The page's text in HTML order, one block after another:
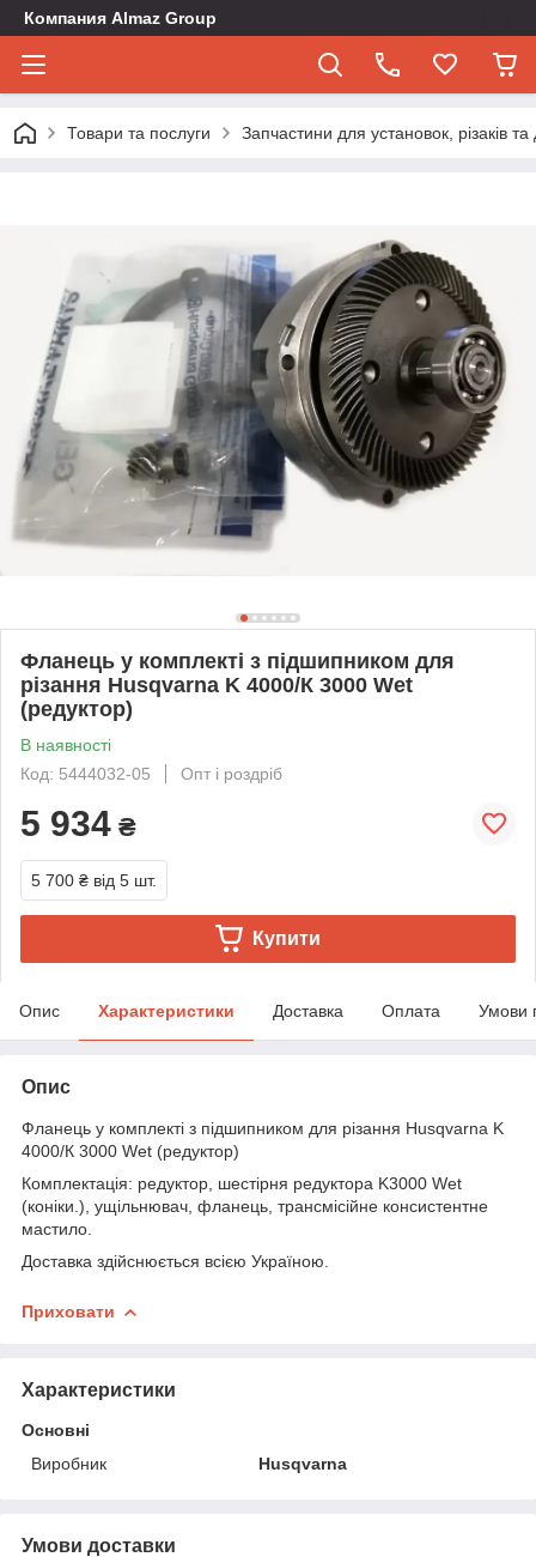
Компания Almaz Group
Товари та послуги Запчастини для установок, різаків
Фланець у комплекті з підшипником для
різання Husqvarna K 4000/К 3000 Wet
(редуктор)
В наявності
Код: 5444032-05
Опт і роздріб
5 934 ₴
5 700 ₴ від 5 шт.
Купити
Опис Характеристики Доставка Оплата Умови
Опис
Фланець у комплекті з підшипником для різання Husqvarna K
4000/К 3000 Wet (редуктор)
Комплектація: редуктор, шестірня редуктора K3000 Wet
(коніки.), ущільнювач, фланець, трансмісійне консистентне
мастило.
Доставка здійснюється всією Україною.
Приховати
Характеристики
Основні
Виробник
Husqvarna
Умови доставки